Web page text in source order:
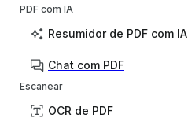
PDF com IA
Resumidor de PDF com IA
Chat com PDF
Escanear
OCR de PDF